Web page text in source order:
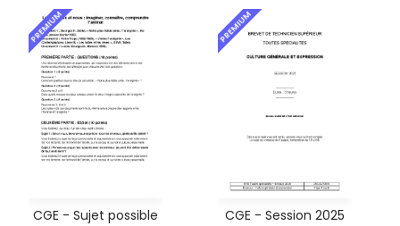
PREMIUM
CGE - Sujet possible
PREMIUM
CGE - Session 2025